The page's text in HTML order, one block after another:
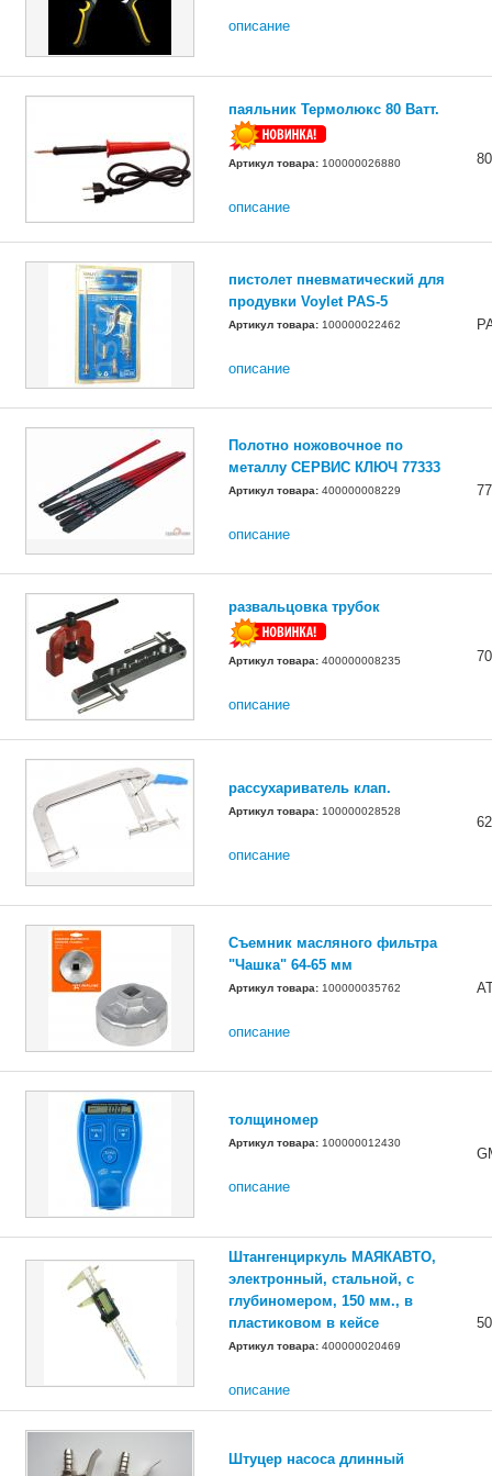
описание
паяльник Термолюкс 80 Ватт.
Артикул товара: 100000026880
описание
пистолет пневматический для
продувки Voylet PAS-5
Артикул товара: 100000022462
описание
Полотно ножовочное по
металлу СЕРВИС КЛЮЧ 77333
Артикул товара: 400000008229
описание
развальцовка трубок
Артикул товара: 400000008235
описание
рассухариватель клап.
Артикул товара: 100000028528
описание
Съемник масляного фильтра
"Чашка" 64-65 мм
Артикул товара: 100000035762
описание
толщиномер
Артикул товара: 100000012430
описание
Штангенциркуль МАЯКАВТО,
электронный, стальной, с
глубиномером, 150 мм., в
пластиковом в кейсе
Артикул товара: 400000020469
описание
Штуцер насоса длинный